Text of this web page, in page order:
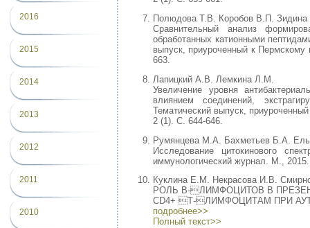
2016
2015
2014
2013
2012
2011
2010
Полюдова Т.В. Коробов В.П.
Сравнительный анализ
обработанных катионными
выпуск, приуроченный к
663.
Лапицкий А.В. Лемкина Л.М.
Увеличение уровня
влиянием соединений,
Тематический выпуск,
2 (1). С. 644-646.
Румянцева М.А. Бахметьев Б.А.
Исследование цитокинового
иммунологический журнал. М.,
Куклина Е.М. Некрасова И.В.
РОЛЬ В-ЛИМФОЦИТОВ В
CD4+ Т-ЛИМФОЦИТАМ ПРИ
подробнее>>
Полный текст>>